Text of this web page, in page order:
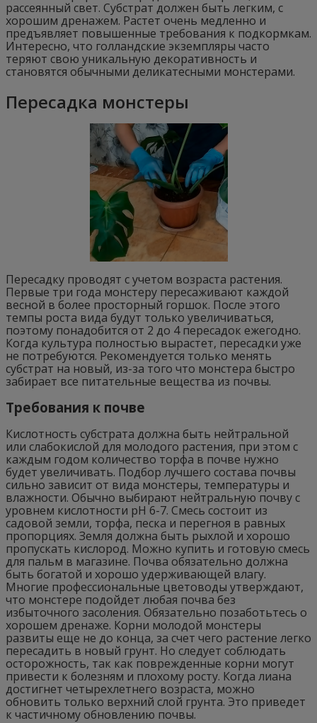
рассеянный свет. Субстрат должен быть легким, с
хорошим дренажем. Растет очень медленно и
предъявляет повышенные требования к подкормкам.
Интересно, что голландские экземпляры часто
теряют свою уникальную декоративность и
становятся обычными деликатесными монстерами.
Пересадка монстеры
Пересадку проводят с учетом возраста растения.
Первые три года монстеру пересаживают каждой
весной в более просторный горшок. После этого
темпы роста вида будут только увеличиваться,
поэтому понадобится от 2 до 4 пересадок ежегодно.
Когда культура полностью вырастет, пересадки уже
не потребуются. Рекомендуется только менять
субстрат на новый, из-за того что монстера быстро
забирает все питательные вещества из почвы.
Требования к почве
Кислотность субстрата должна быть нейтральной
или слабокислой для молодого растения, при этом с
каждым годом количество торфа в почве нужно
будет увеличивать. Подбор лучшего состава почвы
сильно зависит от вида монстеры, температуры и
влажности. Обычно выбирают нейтральную почву с
уровнем кислотности pH 6-7. Смесь состоит из
садовой земли, торфа, песка и перегноя в равных
пропорциях. Земля должна быть рыхлой и хорошо
пропускать кислород. Можно купить и готовую смесь
для пальм в магазине. Почва обязательно должна
быть богатой и хорошо удерживающей влагу.
Многие профессиональные цветоводы утверждают,
что монстере подойдет любая почва без
избыточного засоления. Обязательно позаботьтесь о
хорошем дренаже. Корни молодой монстеры
развиты еще не до конца, за счет чего растение легко
пересадить в новый грунт. Но следует соблюдать
осторожность, так как поврежденные корни могут
привести к болезням и плохому росту. Когда лиана
достигнет четырехлетнего возраста, можно
обновить только верхний слой грунта. Это приведет
к частичному обновлению почвы.